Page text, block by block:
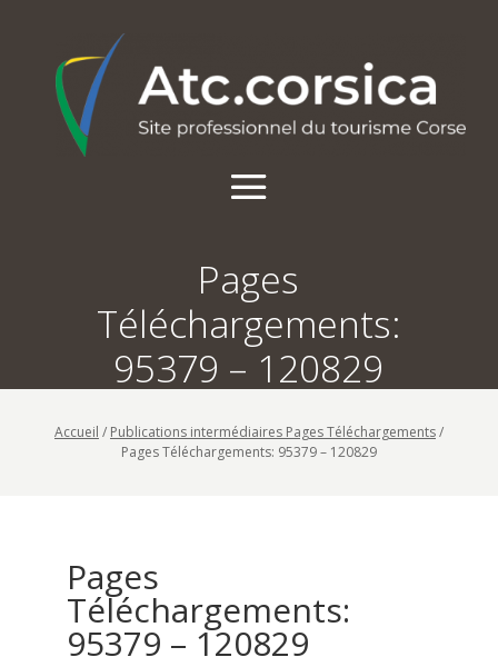
Pages
Téléchargements:
95379 – 120829
Accueil / Publications intermédiaires Pages Téléchargements/
Pages Téléchargements: 95379 – 120829
Pages
Téléchargements:
95379 – 120829